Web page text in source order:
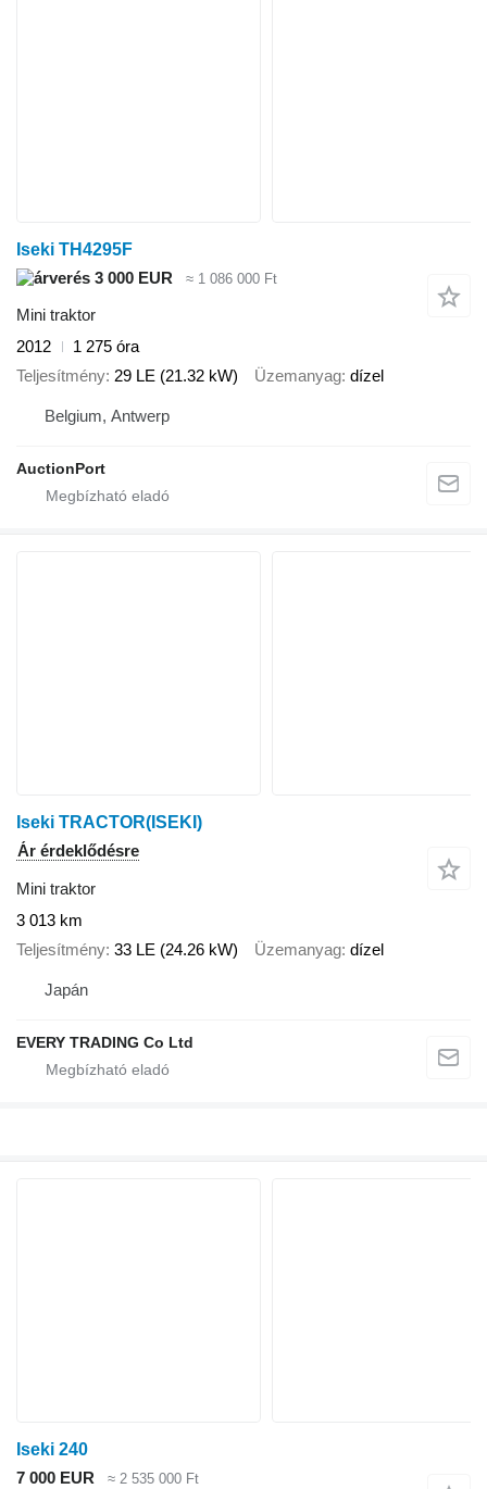
Iseki TH4295F
3 000 EUR
≈ 1 086 000 Ft
Mini traktor
2012
1 275 óra
Teljesítmény 29 LE (21.32 kW) Üzemanyag dízel
Belgium, Antwerp
AuctionPort
Iseki TRACTOR(ISEKI)
Ár érdeklődésre
Mini traktor
3 013 km
Teljesítmény 33 LE (24.26 kW) Üzemanyag dízel
Japán
EVERY TRADING Co Ltd
Iseki 240
7 000 EUR
≈ 2 535 000 Ft